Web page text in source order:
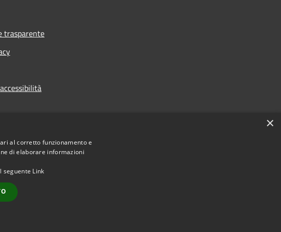
trasparente
• Comune di Valeggio • Powered by
×
al corretto funzionamento e
di elaborare informazioni
seguente Link